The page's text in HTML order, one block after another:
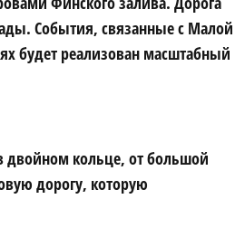
События, связанные с Малой
будет реализован масштабный
двойном кольце, от большой
дорогу, которую